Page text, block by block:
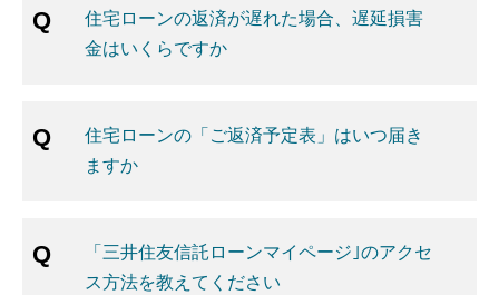
住宅ローンの返済が遅れた場合、遅延損害
金はいくらですか
住宅ローンの「ご返済予定表」はいつ届き
ますか
「三井住友信託ローンマイページ｣のアクセ
ス方法を教えてください